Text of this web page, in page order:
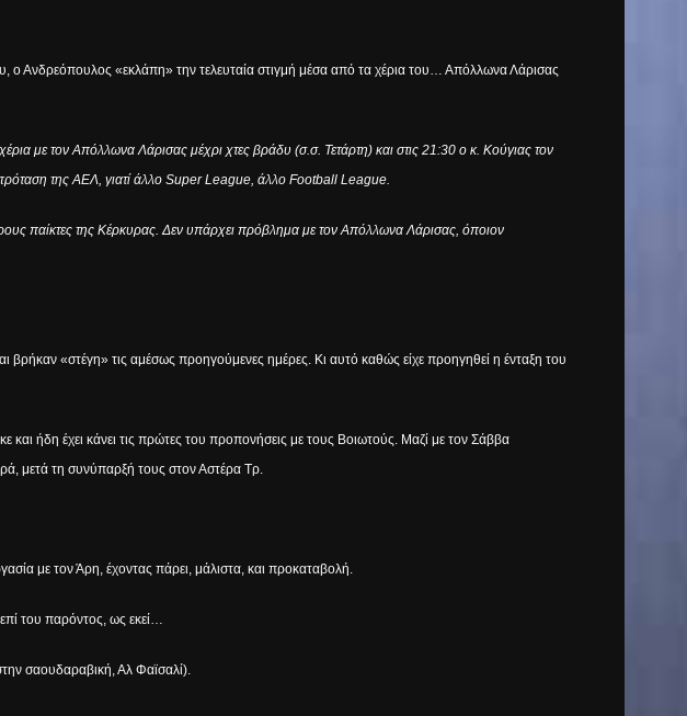
Ανδρεόπουλος «εκλάπη» την τελευταία στιγμή μέσα από τα χέρια του… Απόλλωνα Λάρισας
με τον Απόλλωνα Λάρισας μέχρι χτες βράδυ (σ.σ. Τετάρτη) και στις 21:30 ο κ. Κούγιας τον
της ΑΕΛ, γιατί άλλο Super League, άλλο Football League.
παίκτες της Κέρκυρας. Δεν υπάρχει πρόβλημα με τον Απόλλωνα Λάρισας, όποιον
«στέγη» τις αμέσως προηγούμενες ημέρες. Κι αυτό καθώς είχε προηγηθεί η ένταξη του
ήδη έχει κάνει τις πρώτες του προπονήσεις με τους Βοιωτούς. Μαζί με τον Σάββα
μετά τη συνύπαρξή τους στον Αστέρα Τρ.
με τον Άρη, έχοντας πάρει, μάλιστα, και προκαταβολή.
του παρόντος, ως εκεί…
σαουδαραβική, Αλ Φαϊσαλί).